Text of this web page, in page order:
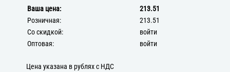
Ваша цена:
213.51
Розничная:
213.51
Со скидкой:
войти
Оптовая:
войти
Цена указана в рублях с НДС